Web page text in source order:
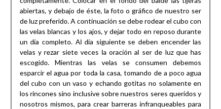
abiertas, y debajo de éste, la foto o gráfico de nuestro ser
de luz preferido. A continuación se debe rodear el cubo con
las velas blancas y los ajos, y dejar todo en reposo durante
un día completo. Al día siguiente se deben encender las
velas y rezar siete veces la oración al ser de luz que has
escogido. Mientras las velas se consumen debemos
esparcir el agua por toda la casa, tomando de a poco agua
del cubo con un vaso y echando gotitas no solamente en
los rincones sino inclusive sobre nuestros seres queridos y
nosotros mismos, para crear barreras infranqueables para